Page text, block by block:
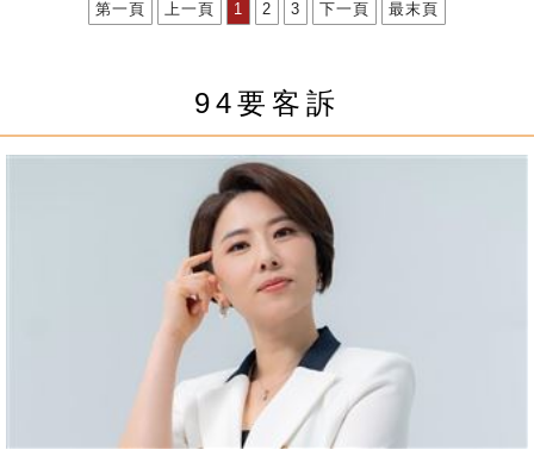
第一頁 上一頁 1 2 3 下一頁 最末頁
94要客訴